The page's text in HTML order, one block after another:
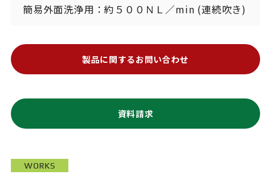
簡易外面洗浄用：約５００ＮＬ／min (連続吹き)
製品に関するお問い合わせ
資料請求
WORKS